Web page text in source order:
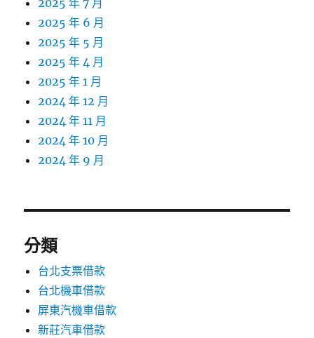
2025 年 7 月
2025 年 6 月
2025 年 5 月
2025 年 4 月
2025 年 1 月
2024 年 12 月
2024 年 11 月
2024 年 10 月
2024 年 9 月
分類
台北支票借款
台北機車借款
屏東汽機車借款
新莊汽車借款